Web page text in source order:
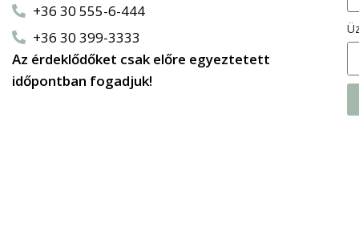
+36 30 555-6-444
+36 30 399-3333
Az érdeklődőket csak előre egyeztetett
időpontban fogadjuk!